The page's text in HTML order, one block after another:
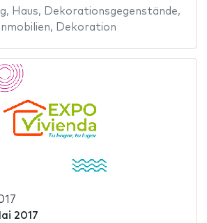
, Haus, Dekorationsgegenstände,
Inmobilien, Dekoration
2017